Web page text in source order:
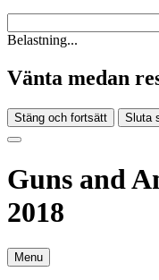
Belastning...
Vänta medan
Stäng och fortsätt Sluta
Guns and
2018
Menu